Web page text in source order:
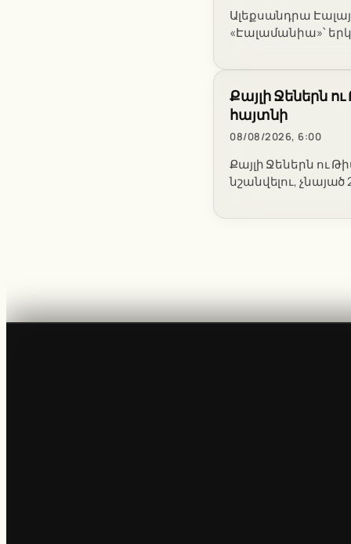
Ալեքսանդրա
«Էալամանիա»՝
Քայլի Ջեներն
հայտնի
08/08/2026, 6:00
Քայլի Ջեներն ու
նշանվելու,